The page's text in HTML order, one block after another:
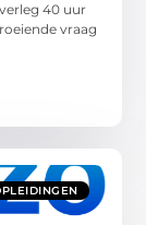
40 uur
vraag